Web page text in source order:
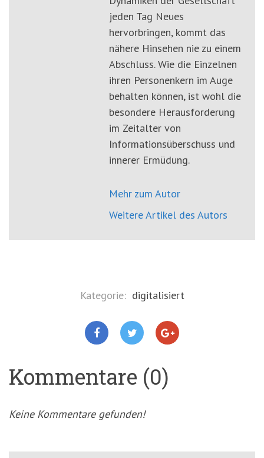
jeden Tag Neues
hervorbringen, kommt das
nähere Hinsehen nie zu einem
Abschluss. Wie die Einzelnen
ihren Personenkern im Auge
behalten können, ist wohl die
besondere Herausforderung
im Zeitalter von
Informationsüberschuss und
innerer Ermüdung.
Mehr zum Autor
Weitere Artikel des Autors
Kategorie: digitalisiert
Kommentare (0)
Keine Kommentare gefunden!